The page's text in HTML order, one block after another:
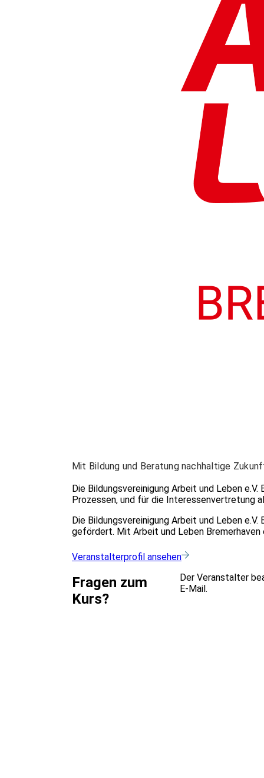
Mit Bildung und Beratung nachhaltige
Die Bildungsvereinigung Arbeit und Leben
Prozessen, und für die Interessenvertretung
Die Bildungsvereinigung Arbeit und Leben
gefördert. Mit Arbeit und Leben Bremerhaven
Veranstalterprofil ansehen
Fragen zum
Kurs?
Der Veranstalter
E-Mail.